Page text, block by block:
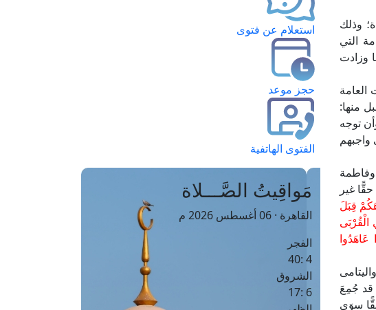
وذلك
التي
وزادت
العامة
منها:
توجه
واجبهم
غير
قِبَلَ
الْقُرْبَى
عَاهَدُوا
قد جُمِعَ
سوَى
استعلام عن فتوى
حجز موعد
الفتوى الهاتفية
مَواقِيتُ الصَّـــلاة
القاهرة · 06 أغسطس 2026 م
الفجر
4 :40
الشروق
6 :17